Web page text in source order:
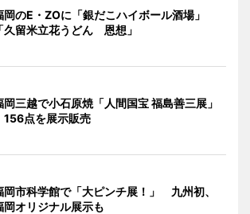
岡のE・ZOに「銀だこハイボール酒場」
「久留米立花うどん 恩想」
岡三越で小石原焼「人間国宝 福島善三展」
156点を展示販売
岡市科学館で「大ピンチ展！」 九州初、
岡オリジナル展示も